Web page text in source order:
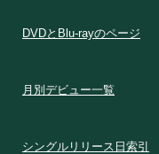
DVDとBlu-rayのページ
月別デビュー一覧
シングルリリース日索引